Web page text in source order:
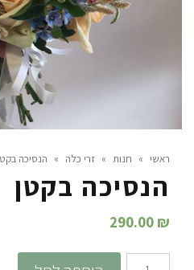
ראשי » חנות » זרי כלה » הנסיכה
הנסיכה בקטן
290.00 ₪
כמות